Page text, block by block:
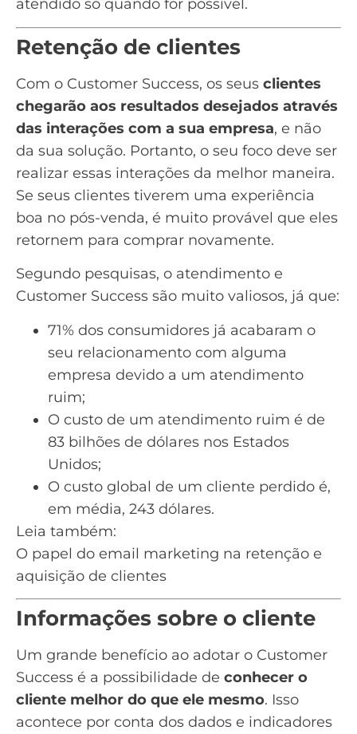
atendido só quando for possível.
Retenção de clientes
Com o Customer Success, os seus clientes
chegarão aos resultados desejados através
das interações com a sua empresa, e não
da sua solução. Portanto, o seu foco deve ser
realizar essas interações da melhor maneira.
Se seus clientes tiverem uma experiência
boa no pós-venda, é muito provável que eles
retornem para comprar novamente.
Segundo pesquisas, o atendimento e
Customer Success são muito valiosos, já que:
71% dos consumidores já acabaram o
seu relacionamento com alguma
empresa devido a um atendimento
ruim;
O custo de um atendimento ruim é de
83 bilhões de dólares nos Estados
Unidos;
O custo global de um cliente perdido é,
em média, 243 dólares.
Leia também:
O papel do email marketing na retenção e
aquisição de clientes
Informações sobre o cliente
Um grande benefício ao adotar o Customer
Success é a possibilidade de conhecer o
cliente melhor do que ele mesmo. Isso
acontece por conta dos dados e indicadores